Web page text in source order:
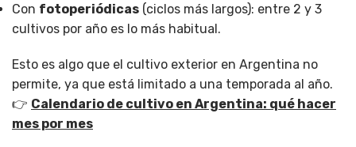
Con fotoperiódicas (ciclos más largos): entre 2 y 3
cultivos por año es lo más habitual.
Esto es algo que el cultivo exterior en Argentina no
permite, ya que está limitado a una temporada al año.
👉 Calendario de cultivo en Argentina: qué hacer
mes por mes